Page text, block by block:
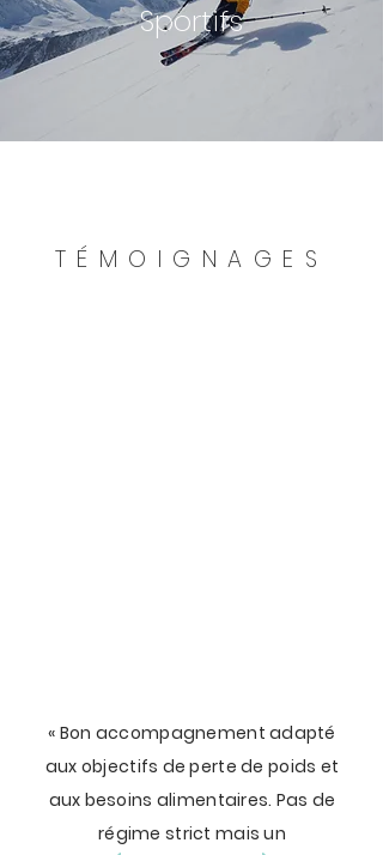
Sportifs
TÉMOIGNAGES
« Bon accompagnement adapté
aux objectifs de perte de poids et
aux besoins alimentaires. Pas de
régime strict mais un